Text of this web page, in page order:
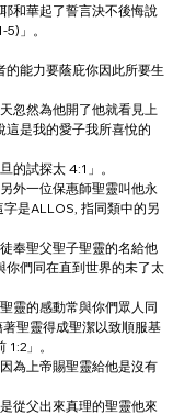
和華起了誓言決不後悔說
」。
能力要蔭庇你因此所要生
忽然為他開了他就看見上
這是我的愛子我所喜悅的
的試探太 4:1」。
外一位保惠師聖靈叫他永
是ALLOS, 指同類中的另
奉聖父聖子聖靈的名給他
你們同在直到世界的未了太
靈的感動常與你們眾人同
聖靈得成聖潔以致順服基
」。
為上帝賜聖靈給他是沒有
從父出來真理的聖靈他來